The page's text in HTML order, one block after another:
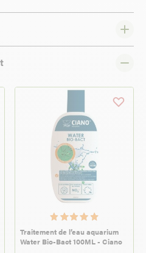
Traitement de l’eau aquarium
Water Bio-Bact 100ML - Ciano